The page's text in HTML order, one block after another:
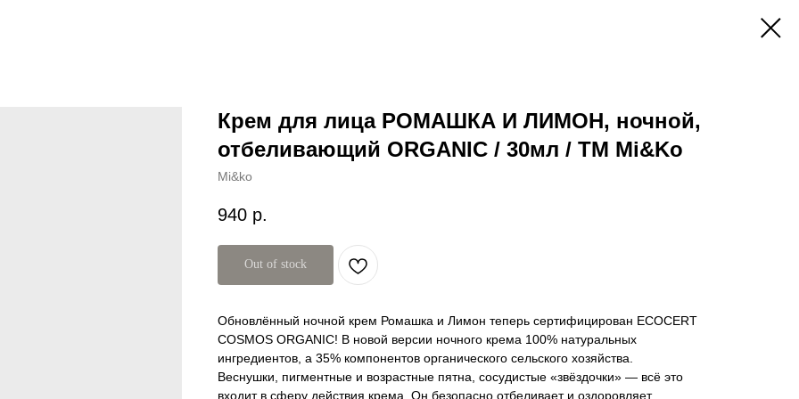
Крем для лица РОМАШКА И ЛИМОН, ночной,
отбеливающий ORGANIC / 30мл / ТМ Mi&Ko
Mi&ko
940 р.
Out of stock
Обновлённый ночной крем Ромашка и Лимон теперь сертифицирован ECOCERT
COSMOS ORGANIC! В новой версии ночного крема 100% натуральных
ингредиентов, а 35% компонентов органического сельского хозяйства.
Веснушки, пигментные и возрастные пятна, сосудистые «звёздочки» — всё это
входит в сферу действия крема. Он безопасно отбеливает и оздоровляет,